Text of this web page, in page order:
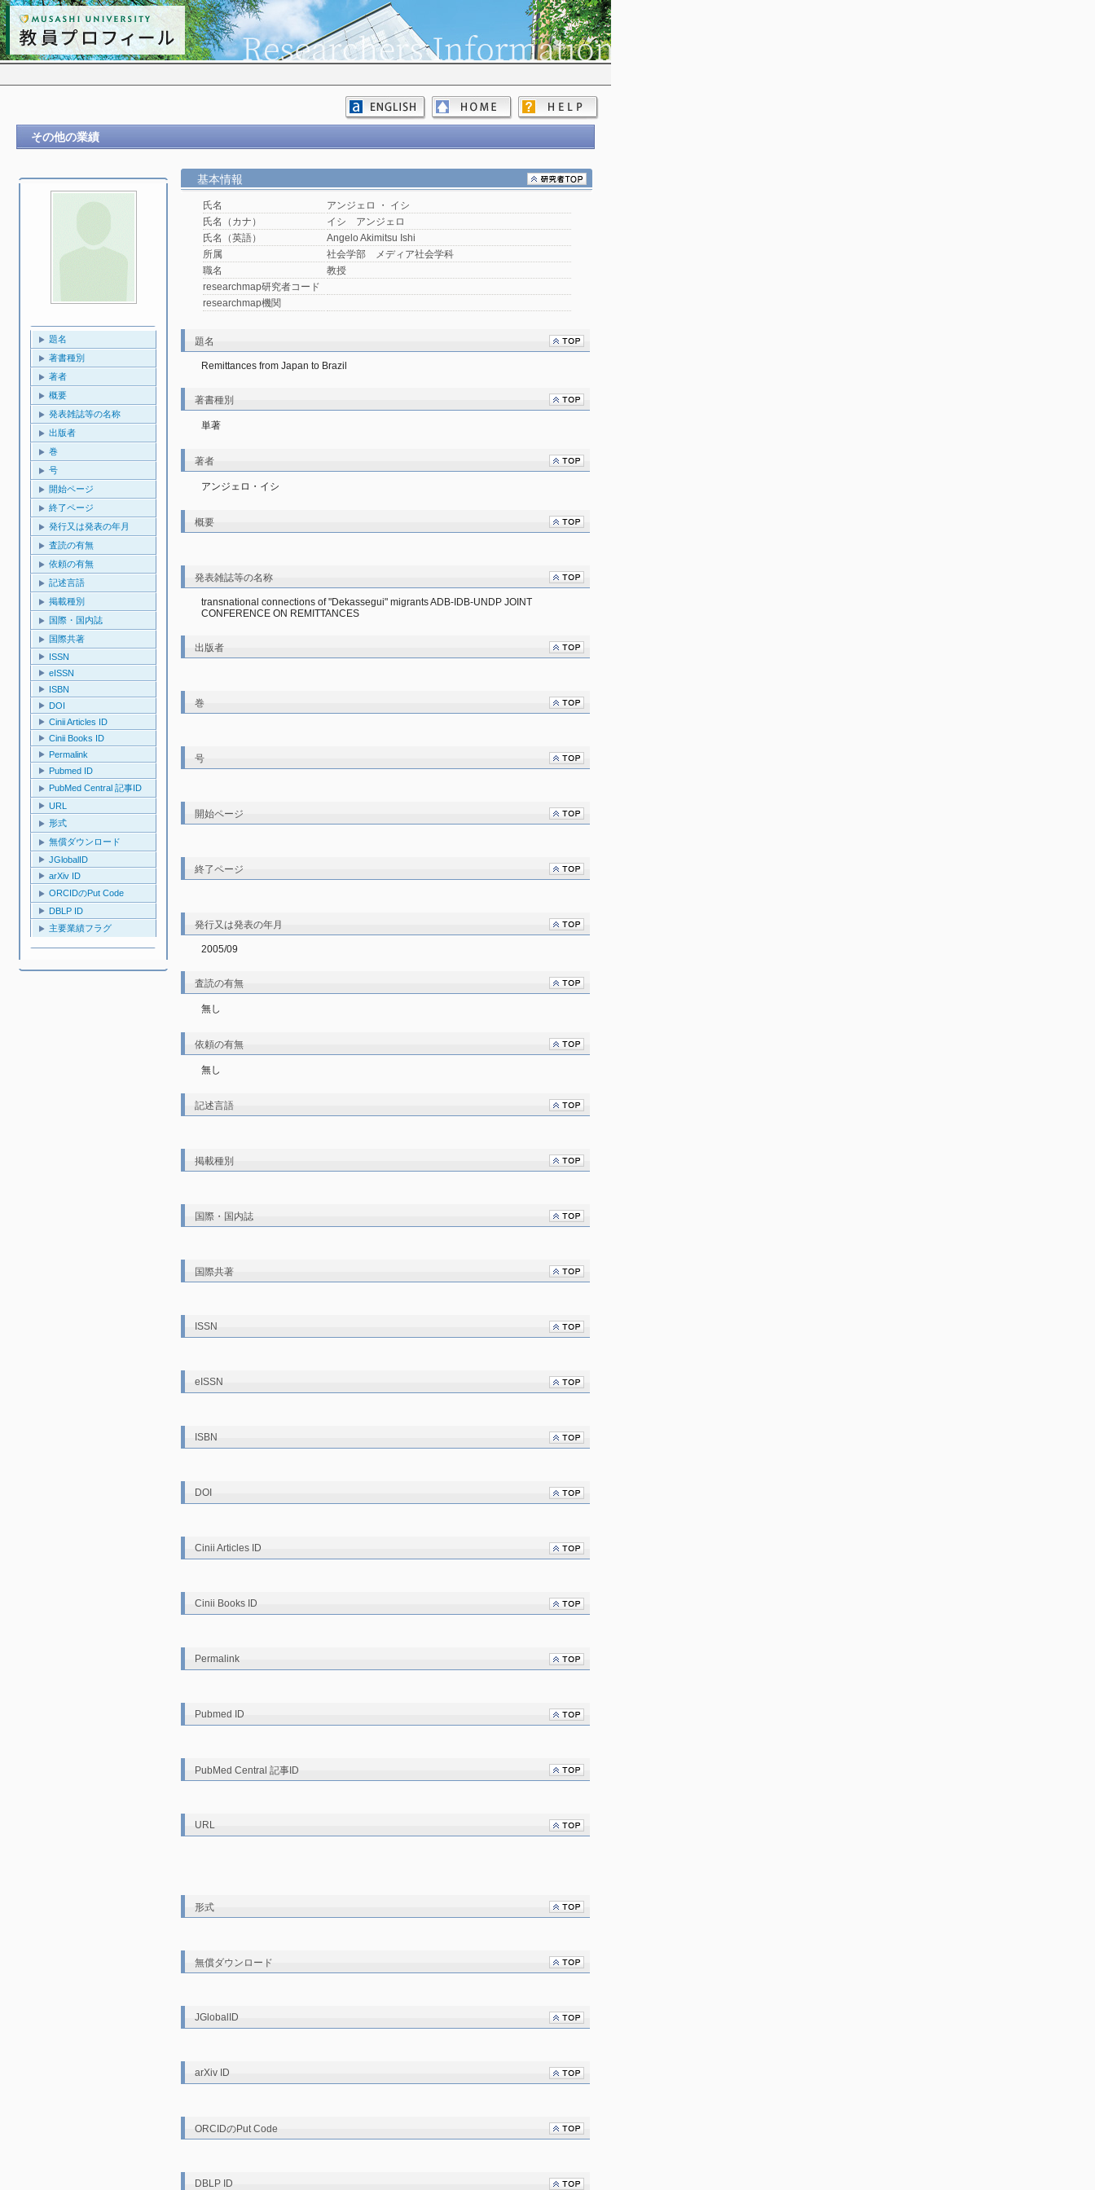
その他の業績
題名
著書種別
著者
概要
発表雑誌等の名称
出版者
巻
号
開始ページ
終了ページ
発行又は発表の年月
査読の有無
依頼の有無
記述言語
掲載種別
国際・国内誌
国際共著
ISSN
eISSN
ISBN
DOI
Cinii Articles ID
Cinii Books ID
Permalink
Pubmed ID
PubMed Central 記事ID
URL
形式
無償ダウンロード
JGlobalID
arXiv ID
ORCIDのPut Code
DBLP ID
主要業績フラグ
基本情報
氏名
アンジェロ ・ イシ
氏名（カナ）
イシ アンジェロ
氏名（英語）
Angelo Akimitsu Ishi
所属
社会学部 メディア社会学科
職名
教授
researchmap研究者コード
researchmap機関
題名
Remittances from Japan to Brazil
著書種別
単著
著者
アンジェロ・イシ
概要
発表雑誌等の名称
transnational connections of "Dekassegui" migrants ADB-IDB-UNDP JOINT
CONFERENCE ON REMITTANCES
出版者
巻
号
開始ページ
終了ページ
発行又は発表の年月
2005/09
査読の有無
無し
依頼の有無
無し
記述言語
掲載種別
国際・国内誌
国際共著
ISSN
eISSN
ISBN
DOI
Cinii Articles ID
Cinii Books ID
Permalink
Pubmed ID
PubMed Central 記事ID
URL
形式
無償ダウンロード
JGlobalID
arXiv ID
ORCIDのPut Code
DBLP ID